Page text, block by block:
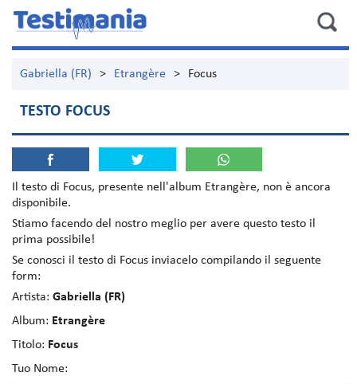
Gabriella (FR) > Etrangère > Focus
TESTO FOCUS
Il testo di Focus, presente nell'album Etrangère, non è ancora
disponibile.
Stiamo facendo del nostro meglio per avere questo testo il
prima possibile!
Se conosci il testo di Focus inviacelo compilando il seguente
form:
Artista: Gabriella (FR)
Album: Etrangère
Titolo: Focus
Tuo Nome: